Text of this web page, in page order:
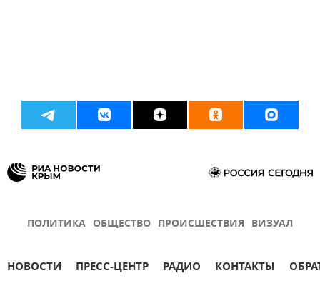
ПОЛИТИКА ОБЩЕСТВО ПРОИСШЕСТВИЯ ВИЗУАЛ
НОВОСТИ ПРЕСС-ЦЕНТР РАДИО КОНТАКТЫ